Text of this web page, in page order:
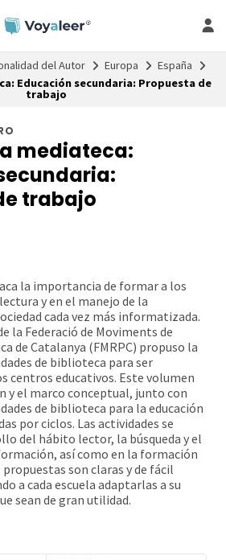
del Autor Europa
España
Educación secundaria: Propuesta de
trabajo
mediateca:
trabajo
la importancia de formar a los
y en el manejo de la
cada vez más informatizada.
la Federació de Moviments de
de Catalanya (FMRPC) propuso la
de biblioteca para ser
centros educativos. Este volumen
y el marco conceptual, junto con
de biblioteca para la educación
por ciclos. Las actividades se
del hábito lector, la búsqueda y el
así como en la formación
son claras y de fácil
a cada escuela adaptarlas a su
sean de gran utilidad.